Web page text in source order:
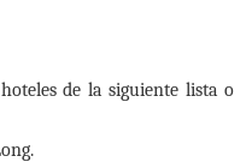
de la siguiente lista o